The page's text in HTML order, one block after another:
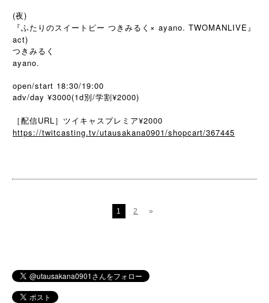
(夜)
『ふたりのスイートピー つきみるく× ayano. TWOMANLIVE』
act)
つきみるく
ayano.
open/start 18:30/19:00
adv/day ¥3000(1d別/学割¥2000)
［配信URL］ツイキャスプレミア¥2000
https://twitcasting.tv/utausakana0901/shopcart/367445
1 2 »